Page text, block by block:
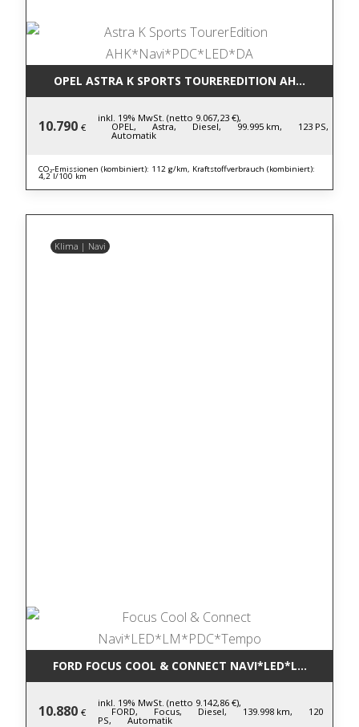
OPEL ASTRA K SPORTS TOUREREDITION
10.790 €
inkl. 19% MwSt. (netto 9.067,23 €),
OPEL, Astra, Diesel, 99.995 km, 123 PS,
Automatik
CO₂-Emissionen (kombiniert): 112 g/km, Kraftstoffverbrauch (kombiniert):
4,2 l/100 km
Klima | Navi
FORD FOCUS COOL & CONNECT
10.880 €
inkl. 19% MwSt. (netto 9.142,86 €),
FORD, Focus, Diesel, 139.998 km, 120
PS, Automatik